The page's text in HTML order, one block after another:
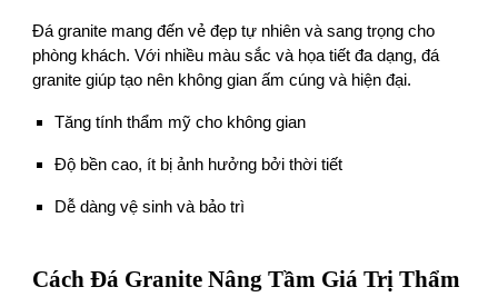
Đá granite mang đến vẻ đẹp tự nhiên và sang trọng cho
phòng khách. Với nhiều màu sắc và họa tiết đa dạng, đá
granite giúp tạo nên không gian ấm cúng và hiện đại.
Tăng tính thẩm mỹ cho không gian
Độ bền cao, ít bị ảnh hưởng bởi thời tiết
Dễ dàng vệ sinh và bảo trì
Cách Đá Granite Nâng Tầm Giá Trị Thẩm